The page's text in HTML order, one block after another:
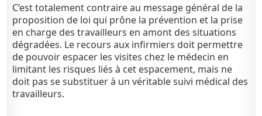
C’est totalement contraire au message général de la
proposition de loi qui prône la prévention et la prise
en charge des travailleurs en amont des situations
dégradées. Le recours aux infirmiers doit permettre
de pouvoir espacer les visites chez le médecin en
limitant les risques liés à cet espacement, mais ne
doit pas se substituer à un véritable suivi médical des
travailleurs.